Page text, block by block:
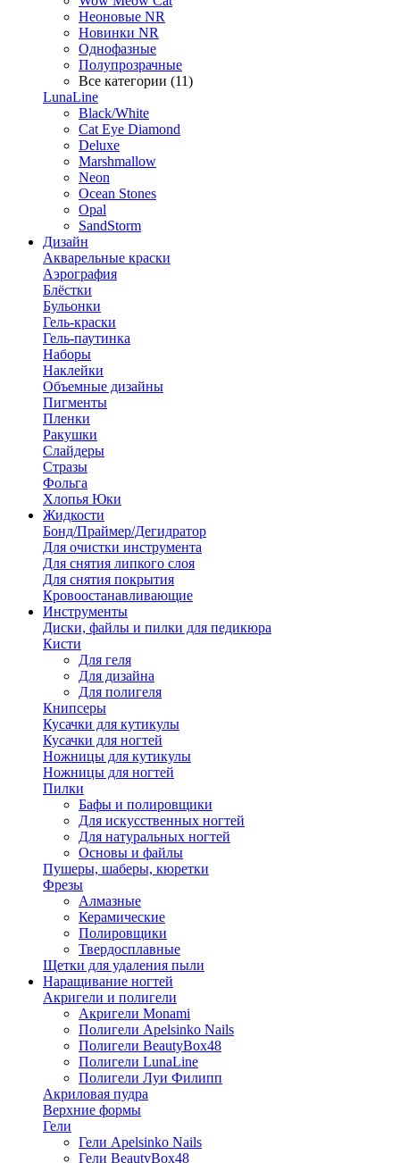
Неоновые NR
Новинки NR
Однофазные
Полупрозрачные
Все категории (11)
LunaLine
Black/White
Cat Eye Diamond
Deluxe
Marshmallow
Neon
Ocean Stones
Opal
SandStorm
Дизайн
Акварельные краски
Аэрография
Блёстки
Бульонки
Гель-краски
Гель-паутинка
Наборы
Наклейки
Объемные дизайны
Пигменты
Пленки
Ракушки
Слайдеры
Стразы
Фольга
Хлопья Юки
Жидкости
Бонд/Праймер/Дегидратор
Для очистки инструмента
Для снятия липкого слоя
Для снятия покрытия
Кровоостанавливающие
Инструменты
Диски, файлы и пилки для педикюра
Кисти
Для геля
Для дизайна
Для полигеля
Книпсеры
Кусачки для кутикулы
Кусачки для ногтей
Ножницы для кутикулы
Ножницы для ногтей
Пилки
Бафы и полировщики
Для искусственных ногтей
Для натуральных ногтей
Основы и файлы
Пушеры, шаберы, кюретки
Фрезы
Алмазные
Керамические
Полировщики
Твердосплавные
Щетки для удаления пыли
Наращивание ногтей
Акригели и полигели
Акригели Monami
Полигели Apelsinko Nails
Полигели BeautyBox48
Полигели LunaLine
Полигели Луи Филипп
Акриловая пудра
Верхние формы
Гели
Гели Apelsinko Nails
Гели BeautyBox48